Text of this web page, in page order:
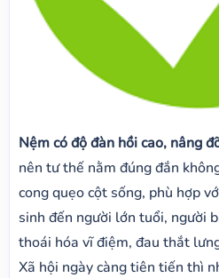
Nệm có độ đàn hồi cao, nâng
nên tư thế nằm đúng đắn
cong quẹo cột sống, phù hợp
sinh đến người lớn tuổi, người
thoái hóa vĩ điệm, đau thắt
Xã hội ngày càng tiên tiến thì